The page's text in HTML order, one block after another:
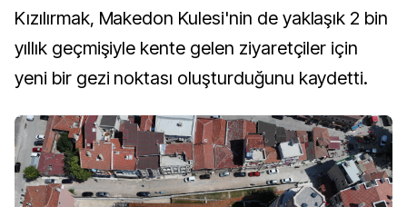
Kızılırmak, Makedon Kulesi'nin de yaklaşık 2 bin
yıllık geçmişiyle kente gelen ziyaretçiler için
yeni bir gezi noktası oluşturduğunu kaydetti.